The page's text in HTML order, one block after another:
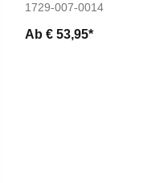
1729-007-0014
Ab € 53,95*